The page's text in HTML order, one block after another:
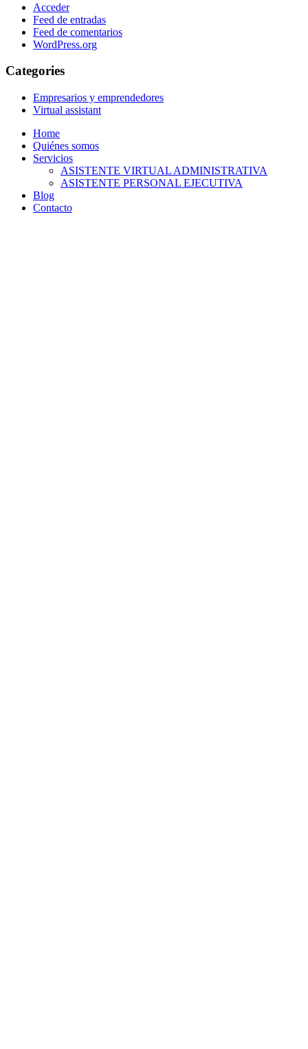
Acceder
Feed de entradas
Feed de comentarios
WordPress.org
Categories
Empresarios y emprendedores
Virtual assistant
Home
Quiénes somos
Servicios
ASISTENTE VIRTUAL ADMINISTRATIVA
ASISTENTE PERSONAL EJECUTIVA
Blog
Contacto